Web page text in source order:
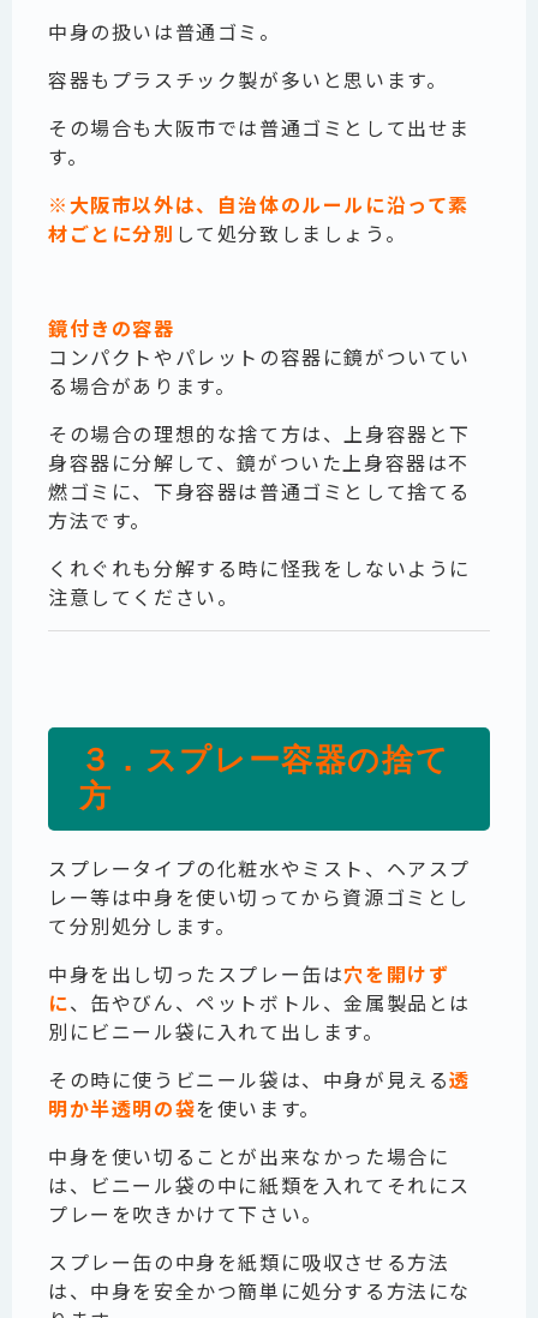
中身の扱いは普通ゴミ。
容器もプラスチック製が多いと思います。
その場合も大阪市では普通ゴミとして出せま
す。
※大阪市以外は、自治体のルールに沿って素
材ごとに分別 して処分致しましょう。
鏡付きの容器
コンパクトやパレットの容器に鏡がついてい
る場合があります。
その場合の理想的な捨て方は、上身容器と下
身容器に分解して、鏡がついた上身容器は不
燃ゴミに、下身容器は普通ゴミとして捨てる
方法です。
くれぐれも分解する時に怪我をしないように
注意してください。
３．スプレー容器の捨て
方
スプレータイプの化粧水やミスト、ヘアスプ
レー等は中身を使い切ってから資源ゴミとし
て分別処分します。
中身を出し切ったスプレー缶は穴を開けず
に、缶やびん、ペットボトル、金属製品とは
別にビニール袋に入れて出します。
その時に使うビニール袋は、中身が見える透
明か半透明の袋を使います。
中身を使い切ることが出来なかった場合に
は、ビニール袋の中に紙類を入れてそれにス
プレーを吹きかけて下さい。
スプレー缶の中身を紙類に吸収させる方法
は、中身を安全かつ簡単に処分する方法にな